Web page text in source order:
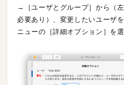
→［ユーザとグループ］から（
必要あり）、変更したいユーザ
ニューの［詳細オプション］を選